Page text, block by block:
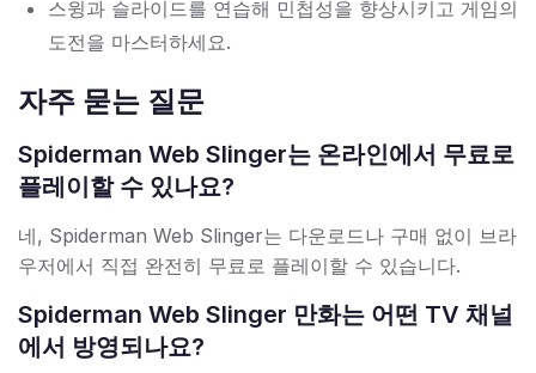
스윙과 슬라이드를 연습해 민첩성을 향상시키고 게임의
도전을 마스터하세요.
자주 묻는 질문
Spiderman Web Slinger는 온라인에서 무료로
플레이할 수 있나요?
네, Spiderman Web Slinger는 다운로드나 구매 없이 브라
우저에서 직접 완전히 무료로 플레이할 수 있습니다.
Spiderman Web Slinger 만화는 어떤 TV 채널
에서 방영되나요?